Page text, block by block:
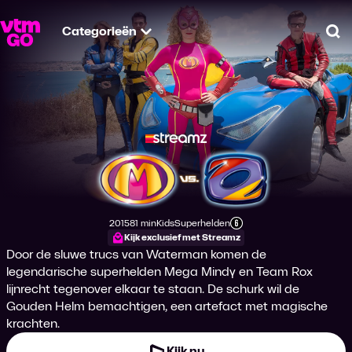
Categorieën
Mega Mindy
Productiejaar
2015
Tijdsduur
81 min
Genre
Kids
Genre
Superhelden
Leeftijdsclassificatie
Kijk exclusief met Streamz
Door de sluwe trucs van Waterman komen de
legendarische superhelden Mega Mindy en Team Rox
lijnrecht tegenover elkaar te staan. De schurk wil de
Gouden Helm bemachtigen, een artefact met magische
krachten.